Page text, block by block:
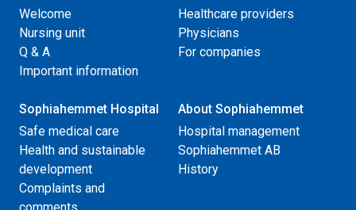
Welcome
Nursing unit
Q & A
Important information
Healthcare providers
Physicians
For companies
Sophiahemmet Hospital
Safe medical care
Health and sustainable
development
Complaints and
About Sophiahemmet
Hospital management
Sophiahemmet AB
History